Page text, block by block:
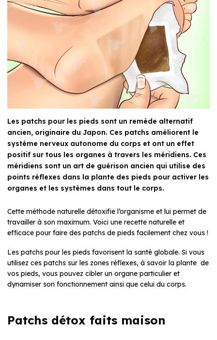
Les patchs pour les pieds sont un remède alternatif
ancien, originaire du Japon. Ces patchs améliorent le
système nerveux autonome du corps et ont un effet
positif sur tous les organes à travers les méridiens. Ces
méridiens sont un art de guérison ancien qui utilise des
points réflexes dans la plante des pieds pour activer les
organes et les systèmes dans tout le corps.
Cette méthode naturelle détoxifie l’organisme et lui permet de
travailler à son maximum. Voici une recette naturelle et
efficace pour faire des patchs de pieds facilement chez vous !
Les patchs pour les pieds favorisent la santé globale. Si vous
utilisez ces patchs sur les zones réflexes, à savoir la plante de
vos pieds, vous pouvez cibler un organe particulier et
dynamiser son fonctionnement ainsi que celui du corps.
Patchs détox faits maison